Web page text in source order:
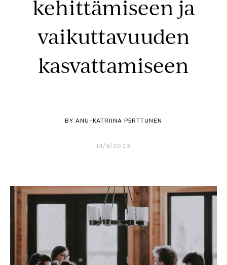
kehittämiseen ja
vaikuttavuuden
kasvattamiseen
BY ANU-KATRIINA PERTTUNEN
13/9/2023